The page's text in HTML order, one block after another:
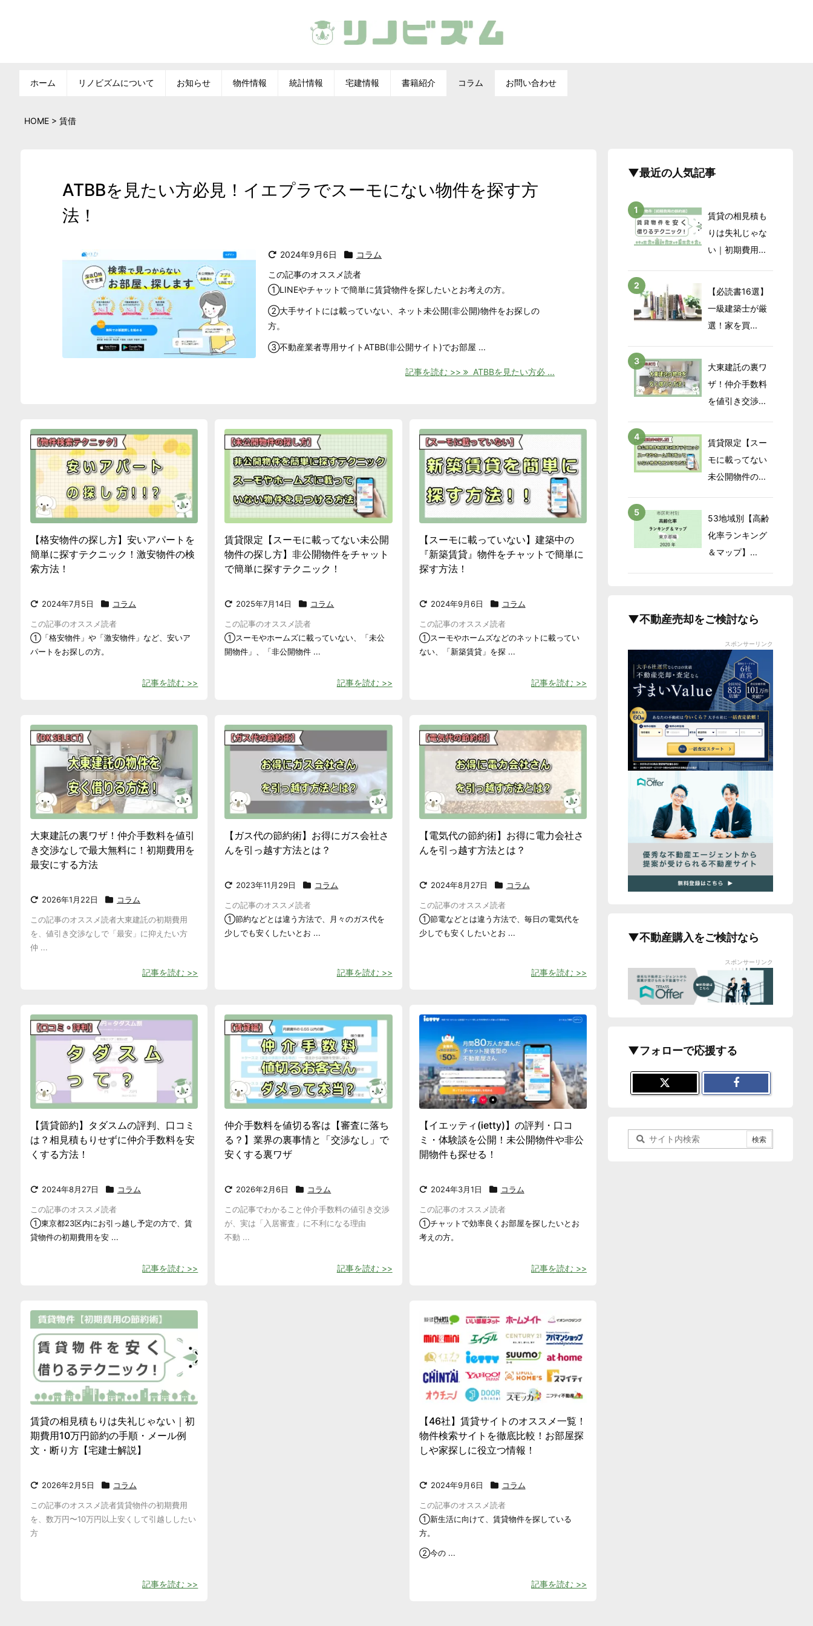
ホーム リノビズムについて お知らせ 物件情報 統計情報 宅建情報 書籍紹介 コラム お問い合わせ
HOME > 賃借
ATBBを見たい方必見！イエプラでスーモにない物件を探す方
法！
2024年9月6日
コラム
この記事のオススメ読者
①LINEやチャットで簡単に賃貸物件を探したいとお考えの方。
②大手サイトには載っていない、ネット未公開(非公開)物件をお探しの
方。
③不動産業者専用サイトATBB(非公開サイト)でお部屋 ...
記事を読む >> ATBBを見たい方必 ...
【格安物件の探し方】安いアパートを
簡単に探すテクニック！激安物件の検
索方法！
2024年7月5日 コラム
この記事のオススメ読者
①「格安物件」や「激安物件」など、安いア
パートをお探しの方。
記事を読む >>
賃貸限定【スーモに載ってない未公開
物件の探し方】非公開物件をチャット
で簡単に探すテクニック！
2025年7月14日 コラム
この記事のオススメ読者
①スーモやホームズに載っていない、「未公
開物件」、「非公開物件 ...
記事を読む >>
【スーモに載っていない】建築中の
『新築賃貸』物件をチャットで簡単に
探す方法！
2024年9月6日 コラム
この記事のオススメ読者
①スーモやホームズなどのネットに載ってい
ない、「新築賃貸」を探 ...
記事を読む >>
大東建託の裏ワザ！仲介手数料を値引
き交渉なしで最大無料に！初期費用を
最安にする方法
2026年1月22日 コラム
この記事のオススメ読者大東建託の初期費用
を、値引き交渉なしで「最安」に抑えたい方
仲 ...
記事を読む >>
【ガス代の節約術】お得にガス会社さ
んを引っ越す方法とは？
2023年11月29日 コラム
この記事のオススメ読者
①節約などとは違う方法で、月々のガス代を
少しでも安くしたいとお ...
記事を読む >>
【電気代の節約術】お得に電力会社さ
んを引っ越す方法とは？
2024年8月27日 コラム
この記事のオススメ読者
①節電などとは違う方法で、毎日の電気代を
少しでも安くしたいとお ...
記事を読む >>
【賃貸節約】タダスムの評判、口コミ
は？相見積もりせずに仲介手数料を安
くする方法！
2024年8月27日 コラム
この記事のオススメ読者
①東京都23区内にお引っ越し予定の方で、賃
貸物件の初期費用を安 ...
記事を読む >>
仲介手数料を値切る客は【審査に落ち
る？】業界の裏事情と「交渉なし」で
安くする裏ワザ
2026年2月6日 コラム
この記事でわかること仲介手数料の値引き交渉
が、実は「入居審査」に不利になる理由
不動 ...
記事を読む >>
【イエッティ(ietty)】の評判・口コ
ミ・体験談を公開！未公開物件や非公
開物件も探せる！
2024年3月1日 コラム
この記事のオススメ読者
①チャットで効率良くお部屋を探したいとお
考えの方。
記事を読む >>
賃貸の相見積もりは失礼じゃない｜初
期費用10万円節約の手順・メール例
文・断り方【宅建士解説】
2026年2月5日 コラム
この記事のオススメ読者賃貸物件の初期費用
を、数万円〜10万円以上安くして引越ししたい
方
記事を読む >>
【46社】賃貸サイトのオススメ一覧！
物件検索サイトを徹底比較！お部屋探
しや家探しに役立つ情報！
2024年9月6日 コラム
この記事のオススメ読者
①新生活に向けて、賃貸物件を探している
方。
②今の ...
記事を読む >>
▼最近の人気記事
賃貸の相見積も
りは失礼じゃな
い｜初期費用...
【必読書16選】
一級建築士が厳
選！家を買...
大東建託の裏ワ
ザ！仲介手数料
を値引き交渉...
賃貸限定【スー
モに載ってない
未公開物件の...
53地域別【高齢
化率ランキング
＆マップ】...
▼不動産売却をご検討なら
スポンサーリンク
▼不動産購入をご検討なら
スポンサーリンク
▼フォローで応援する